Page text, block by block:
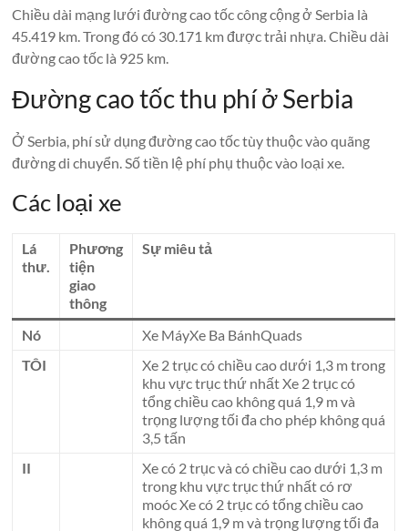
Chiều dài mạng lưới đường cao tốc công cộng ở Serbia là
45.419 km. Trong đó có 30.171 km được trải nhựa. Chiều dài
đường cao tốc là 925 km.
Đường cao tốc thu phí ở Serbia
Ở Serbia, phí sử dụng đường cao tốc tùy thuộc vào quãng
đường di chuyển. Số tiền lệ phí phụ thuộc vào loại xe.
Các loại xe
Lá
thư.
Phương
tiện
giao
thông
Sự miêu tả
Nó
Xe MáyXe Ba BánhQuads
TÔI
Xe 2 trục có chiều cao dưới 1,3 m trong
khu vực trục thứ nhất Xe 2 trục có
tổng chiều cao không quá 1,9 m và
trọng lượng tối đa cho phép không quá
3,5 tấn
II
Xe có 2 trục và có chiều cao dưới 1,3 m
trong khu vực trục thứ nhất có rơ
moóc Xe có 2 trục có tổng chiều cao
không quá 1,9 m và trọng lượng tối đa